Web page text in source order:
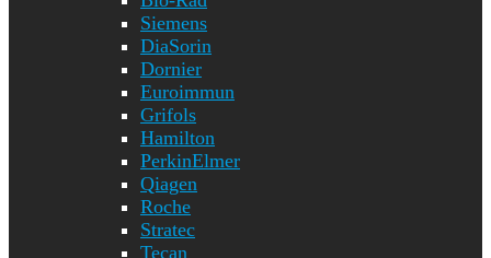
Siemens
DiaSorin
Dornier
Euroimmun
Grifols
Hamilton
PerkinElmer
Qiagen
Roche
Stratec
Tecan